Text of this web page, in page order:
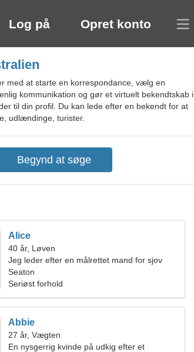
Log på Opret konto
med at starte en korrespondance, vælg en
kommunikation og gør et virtuelt bekendtskab i
til din profil. Du kan lede efter en bekendt for at
udlændinge, turister.
Alice
40 år, Løven
Jeg leder efter en målrettet mand for sjov
Seaton
Seriøst forhold
Abbie
27 år, Vægten
En nysgerrig kvinde på udkig efter et